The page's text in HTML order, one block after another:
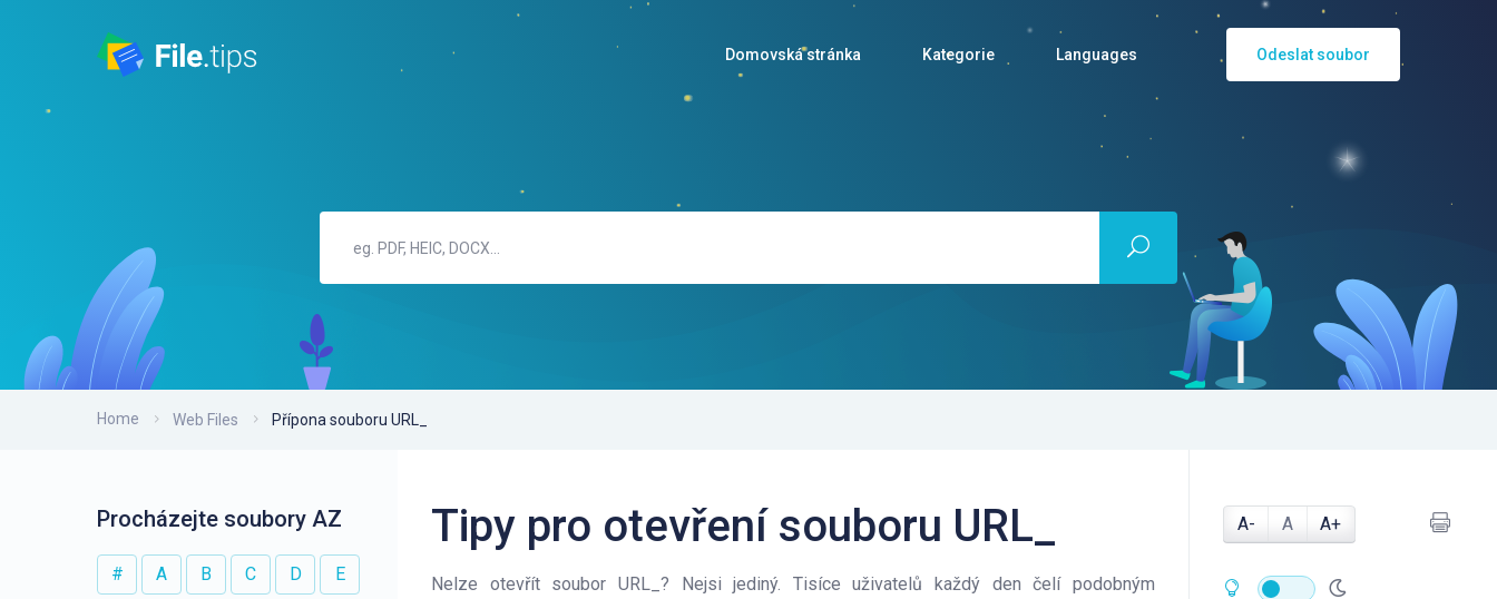
Domovská stránka Kategorie Languages Odeslat soubor
Home Web Files Přípona souboru URL_
Procházejte soubory AZ
# A B C D E
Tipy pro otevření souboru URL_
Nelze otevřít soubor URL_? Nejsi jediný. Tisíce uživatelů každý den čelí podobným
A- A A+